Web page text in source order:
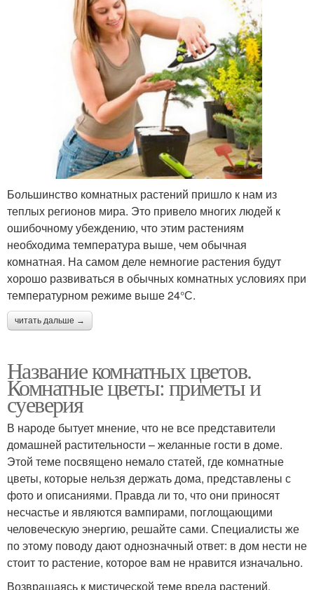
Большинство комнатных растений пришло к нам из
теплых регионов мира. Это привело многих людей к
ошибочному убеждению, что этим растениям
необходима температура выше, чем обычная
комнатная. На самом деле немногие растения будут
хорошо развиваться в обычных комнатных условиях при
температурном режиме выше 24°С.
читать дальше →
Название комнатных цветов.
Комнатные цветы: приметы и
суеверия
В народе бытует мнение, что не все представители
домашней растительности – желанные гости в доме.
Этой теме посвящено немало статей, где комнатные
цветы, которые нельзя держать дома, представлены с
фото и описаниями. Правда ли то, что они приносят
несчастье и являются вампирами, поглощающими
человеческую энергию, решайте сами. Специалисты же
по этому поводу дают однозначный ответ: в дом нести не
стоит то растение, которое вам не нравится изначально.
Возвращаясь к мистической теме вреда растений,